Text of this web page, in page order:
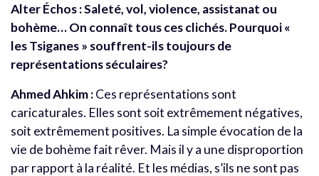
Alter Échos : Saleté, vol, violence, assistanat ou
bohème… On connaît tous ces clichés. Pourquoi «
les Tsiganes » souffrent-ils toujours de
représentations séculaires?
Ahmed Ahkim :Ces représentations sont
caricaturales. Elles sont soit extrêmement négatives,
soit extrêmement positives. La simple évocation de la
vie de bohème fait rêver. Mais il y a une disproportion
par rapport à la réalité. Et les médias, s’ils ne sont pas